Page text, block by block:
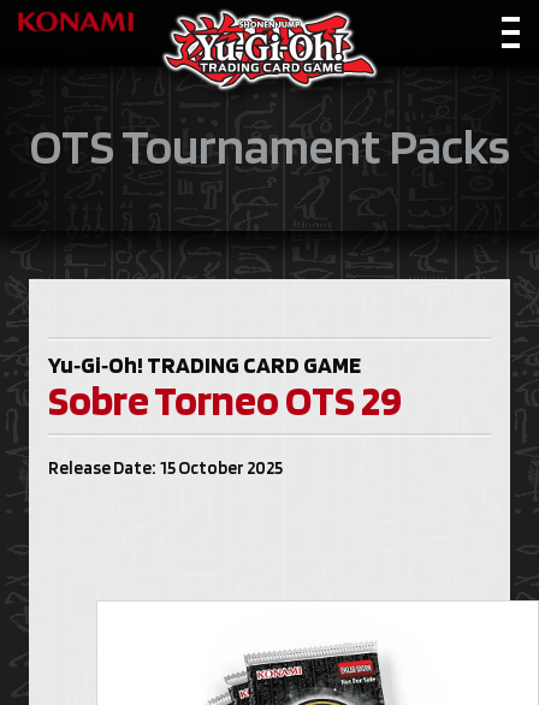
OTS Tournament Packs
Yu‑Gi‑Oh! TRADING CARD GAME
Sobre Torneo OTS 29
Release Date: 15 October 2025